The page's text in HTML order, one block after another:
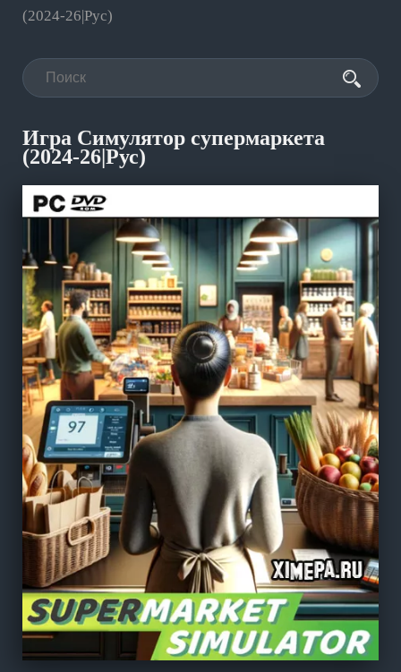
(2024-26|Рус)
Игра Симулятор супермаркета
(2024-26|Рус)